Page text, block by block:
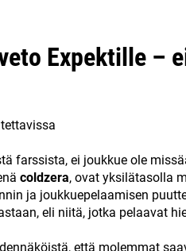
Expektille –
farssista, ei joukkue ole
coldzera, ovat yksilätasolla
ja joukkuepelaamisen
eli niitä, jotka pelaavat
että molemmat